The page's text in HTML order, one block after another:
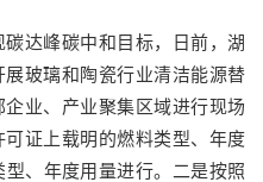
达峰碳中和目标，日前，湖
玻璃和陶瓷行业清洁能源替
业、产业聚集区域进行现场
证上载明的燃料类型、年度
、年度用量进行。二是按照